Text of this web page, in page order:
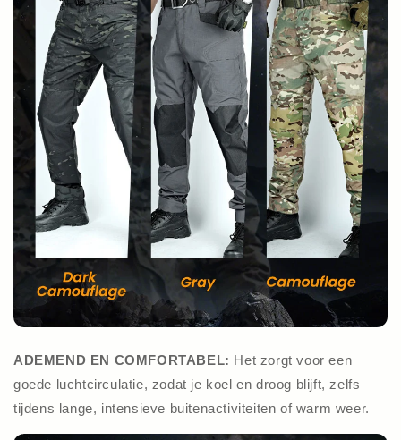
ADEMEND EN COMFORTABEL: Het zorgt voor een
goede luchtcirculatie, zodat je koel en droog blijft, zelfs
tijdens lange, intensieve buitenactiviteiten of warm weer.